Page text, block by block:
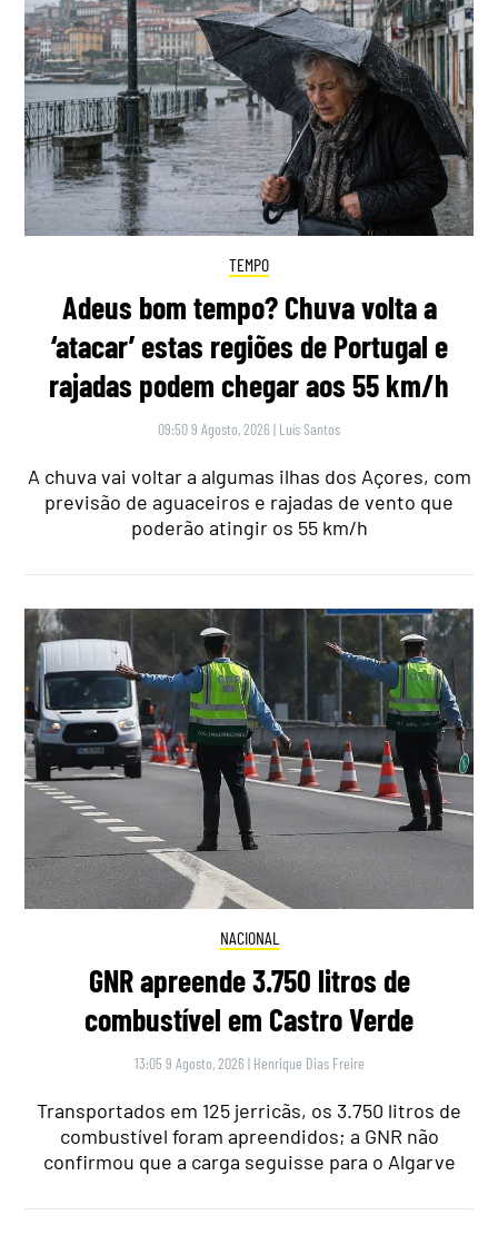
TEMPO
Adeus bom tempo? Chuva volta a
‘atacar’ estas regiões de Portugal e
rajadas podem chegar aos 55 km/h
09:50 9 Agosto, 2026 | Luís Santos
A chuva vai voltar a algumas ilhas dos Açores, com
previsão de aguaceiros e rajadas de vento que
poderão atingir os 55 km/h
NACIONAL
GNR apreende 3.750 litros de
combustível em Castro Verde
13:05 9 Agosto, 2026 | Henrique Dias Freire
Transportados em 125 jerricãs, os 3.750 litros de
combustível foram apreendidos; a GNR não
confirmou que a carga seguisse para o Algarve